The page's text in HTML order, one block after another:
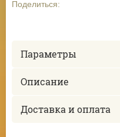
Поделиться:
Параметры
Описание
Доставка и оплата